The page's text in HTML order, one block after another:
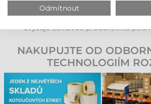
bez nutnosti nákladných úprav.
integrace přispívá k optimalizaci
zvyšuje celkovou produktivitu
NAKUPUJTE OD
TECHNOLOGIÍM
Odmítnout